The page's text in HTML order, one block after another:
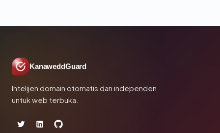
KanaweddGuard
Intelijen domain otomatis dan independen
untuk web terbuka.